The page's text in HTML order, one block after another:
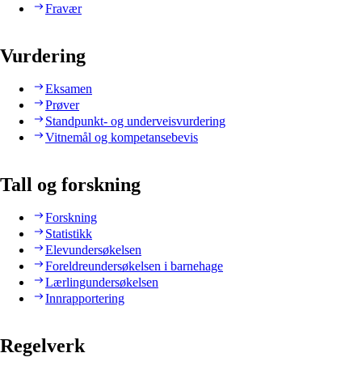
Fravær
Vurdering
Eksamen
Prøver
Standpunkt- og underveisvurdering
Vitnemål og kompetansebevis
Tall og forskning
Forskning
Statistikk
Elevundersøkelsen
Foreldreundersøkelsen i barnehage
Lærlingundersøkelsen
Innrapportering
Regelverk